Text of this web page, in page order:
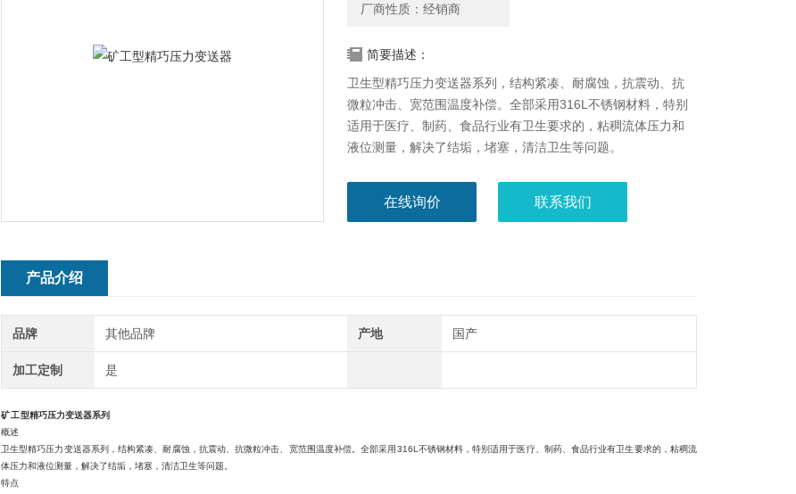
厂商性质：经销商
简要描述：
卫生型精巧压力变送器系列，结构紧凑、耐腐蚀，抗震动、抗
微粒冲击、宽范围温度补偿。全部采用316L不锈钢材料，特别
适用于医疗、制药、食品行业有卫生要求的，粘稠流体压力和
液位测量，解决了结垢，堵塞，清洁卫生等问题。
在线询价 联系我们
产品介绍
品牌 其他品牌 产地 国产
加工定制 是
矿工型精巧压力变送器系列
概述
卫生型精巧压力变送器系列，结构紧凑、耐腐蚀，抗震动、抗微粒冲击、宽范围温度补偿。全部采用316L不锈钢材料，特别适用于医疗、制药、食品行业有卫生要求的，粘稠流
体压力和液位测量，解决了结垢，堵塞，清洁卫生等问题。
特点